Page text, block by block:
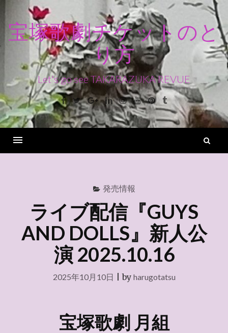
ン
ス
キ
ッ
宝塚歌劇チケットのと
り方
Let's go see TAKARAZUKA REVUE
Facebook
TwitterGoogle+LinkedinInstagram
YoutubePinterest
Tumblr
発売情報
ライブ配信『GUYS
AND DOLLS』新人公
演 2025.10.16
2025年10月10日 |by harugotatsu
宝塚歌劇 月組